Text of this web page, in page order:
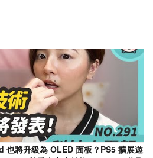
也將升級為 OLED 面板？PS5 擴展遊